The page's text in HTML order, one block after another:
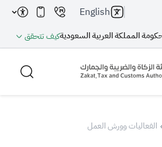
المملكة العربية السعوديةكيف تتحقق
English
الفعاليات وورش العمل